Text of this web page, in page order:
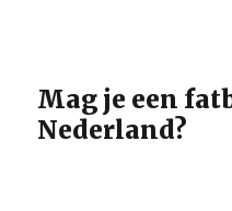
Mag je een
Nederland?